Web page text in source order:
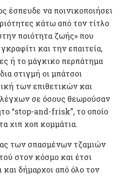
έσπευδε να ποινικοποιήσει
κάτω από τον τίτλο
ποιότητα ζωής» που
και την επαιτεία,
ή το μάγκικο περπάτημα
στιγμή οι μπάτσοι
των επιθετικών και
σε όσους θεωρούσαν
“stop-and-frisk”, το οποίο
χιπ χοπ κομμάτια.
των σπασμένων τζαμιών
στον κόσμο και έτσι
δήμαρχοι από όλο τον